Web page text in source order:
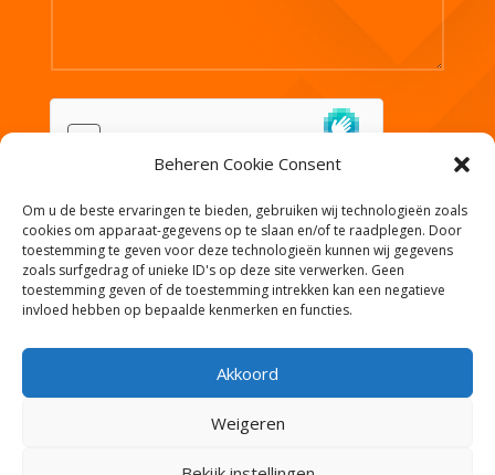
Beheren Cookie Consent
Om u de beste ervaringen te bieden, gebruiken wij technologieën zoals
cookies om apparaat-gegevens op te slaan en/of te raadplegen. Door
toestemming te geven voor deze technologieën kunnen wij gegevens
zoals surfgedrag of unieke ID's op deze site verwerken. Geen
toestemming geven of de toestemming intrekken kan een negatieve
invloed hebben op bepaalde kenmerken en functies.
Akkoord
Weigeren
VERZEND